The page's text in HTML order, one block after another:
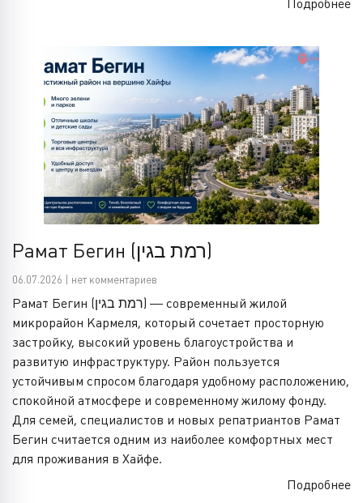
Подробнее
Рамат Бегин (רמת בגין)
06.07.2026 | нет комментариев
Рамат Бегин (רמת בגין) — современный жилой
микрорайон Кармеля, который сочетает просторную
застройку, высокий уровень благоустройства и
развитую инфраструктуру. Район пользуется
устойчивым спросом благодаря удобному расположению,
спокойной атмосфере и современному жилому фонду.
Для семей, специалистов и новых репатриантов Рамат
Бегин считается одним из наиболее комфортных мест
для проживания в Хайфе.
Подробнее